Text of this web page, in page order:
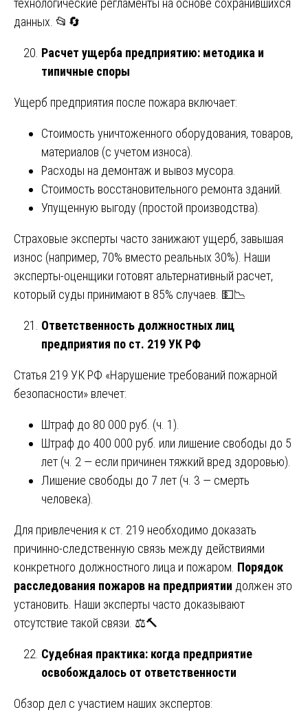
технологические регламенты на основе сохранившихся
данных. 📂🔄
Расчет ущерба предприятию: методика и
типичные споры
Ущерб предприятия после пожара включает:
Стоимость уничтоженного оборудования, товаров,
материалов (с учетом износа).
Расходы на демонтаж и вывоз мусора.
Стоимость восстановительного ремонта зданий.
Упущенную выгоду (простой производства).
Страховые эксперты часто занижают ущерб, завышая
износ (например, 70% вместо реальных 30%). Наши
эксперты-оценщики готовят альтернативный расчет,
который суды принимают в 85% случаев. 💵📉
Ответственность должностных лиц
предприятия по ст. 219 УК РФ
Статья 219 УК РФ «Нарушение требований пожарной
безопасности» влечет:
Штраф до 80 000 руб. (ч. 1).
Штраф до 400 000 руб. или лишение свободы до 5
лет (ч. 2 — если причинен тяжкий вред здоровью).
Лишение свободы до 7 лет (ч. 3 — смерть
человека).
Для привлечения к ст. 219 необходимо доказать
причинно-следственную связь между действиями
конкретного должностного лица и пожаром. Порядок
расследования пожаров на предприятии должен это
установить. Наши эксперты часто доказывают
отсутствие такой связи. ⚖️🔨
Судебная практика: когда предприятие
освобождалось от ответственности
Обзор дел с участием наших экспертов: